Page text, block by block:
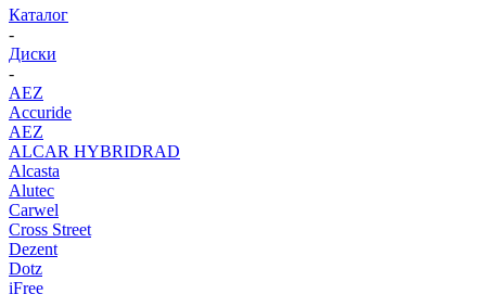
Каталог
-
Диски
-
AEZ
Accuride
AEZ
ALCAR HYBRIDRAD
Alcasta
Alutec
Carwel
Cross Street
Dezent
Dotz
iFree